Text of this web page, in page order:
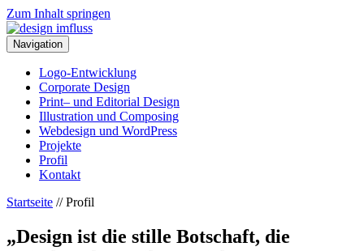
Zum Inhalt springen
Navigation
Logo-Entwicklung
Corporate Design
Print– und Editorial Design
Illustration und Composing
Webdesign und WordPress
Projekte
Profil
Kontakt
Startseite //Profil
„Design ist die stille Botschaft, die